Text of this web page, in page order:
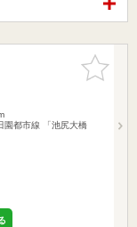
お気に入
りに追加
園都市線 「池尻大橋